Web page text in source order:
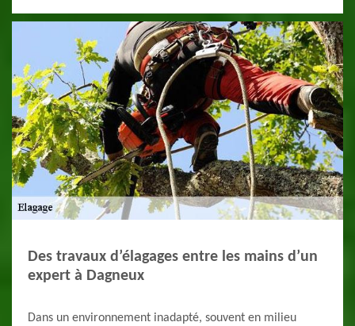
Des travaux d’élagages entre les mains d’un
expert à Dagneux
Dans un environnement inadapté, souvent en milieu